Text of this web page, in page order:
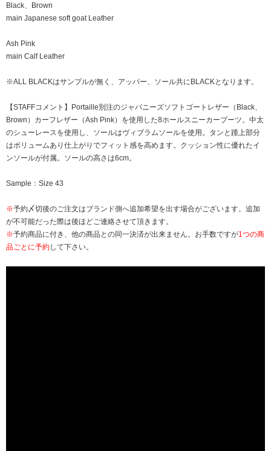
Black、Brown
main Japanese soft goat Leather
Ash Pink
main Calf Leather
※ALL BLACKはサンプルが無く、アッパー、ソール共にBLACKとなります。
【STAFFコメント】Portaille別注のジャパニーズソフトゴートレザー（Black、
Brown）カーフレザー（Ash Pink）を使用した8ホールスニーカーブーツ。中太
のシューレースを使用し、ソールはヴィブラムソールを使用。タンと踵上部分
はボリュームあり仕上がりでフィット感を高めます。クッション性に優れたイ
ンソールが付属。ソールの高さは6cm。
Sample：Size 43
※予約〆切後のご注文はブランド側へ追加希望を出す場合がございます。追加
が不可能だった際は後ほどご連絡させて頂きます。
※予約商品に付き、他の商品との同一決済が出来ません。お手数ですが1つの商
品ごとに予約して下さい。